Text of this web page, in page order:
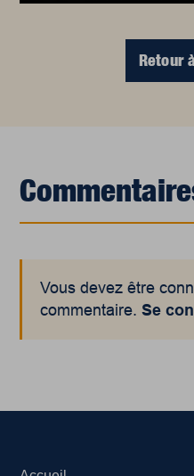
Retour
Vous devez être
commentaire.Se